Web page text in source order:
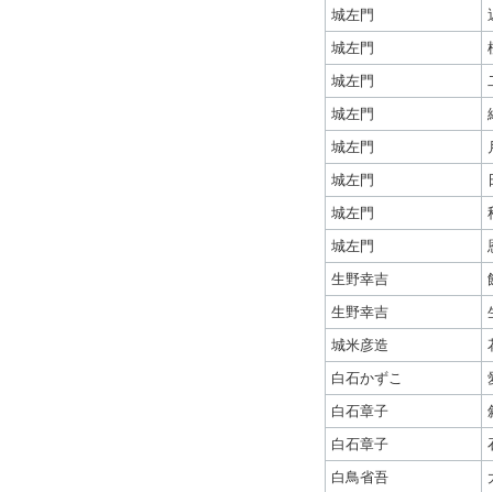
城左門
城左門
城左門
城左門
城左門
城左門
城左門
城左門
生野幸吉
生野幸吉
城米彦造
白石かずこ
白石章子
白石章子
白鳥省吾